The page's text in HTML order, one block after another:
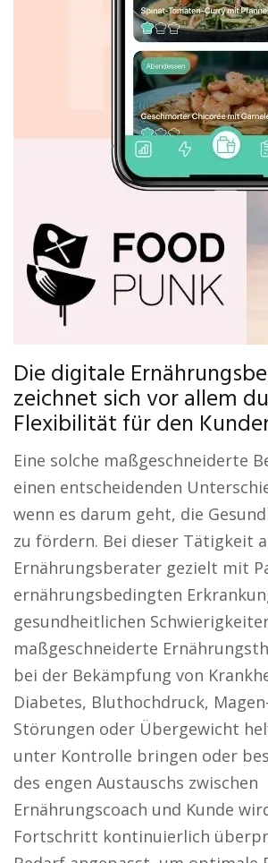
Die digitale
zeichnet sich vor allem
Flexibilität für den
Eine solche maßgeschneiderte
einen entscheidenden
wenn es darum geht, die
zu fördern. Bei dieser Tätigkeit
Ernährungsberater gezielt mit
ernährungsbedingten
gesundheitlichen
maßgeschneiderte
bei der Bekämpfung von
Diabetes, Bluthochdruck,
Störungen oder Übergewicht
unter Kontrolle bringen oder
des engen Austauschs zwischen
Ernährungscoach und Kunde
Fortschritt kontinuierlich